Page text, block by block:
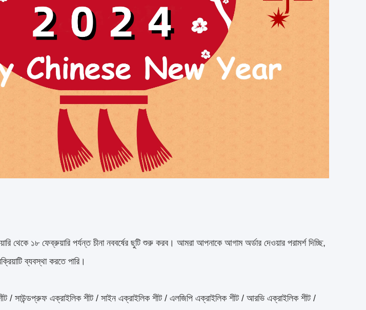
থেকে ১৮ ফেব্রুয়ারি পর্যন্ত চীনা নববর্ষের ছুটি শুরু করব। আমরা আপনাকে আগাম অর্ডার দেওয়ার পরামর্শ দিচ্ছি,
ব্যবস্থা করতে পারি।
/ সাউন্ডপ্রুফ এক্রাইলিক শীট / সাইন এক্রাইলিক শীট / এলজিপি এক্রাইলিক শীট / আরভি এক্রাইলিক শীট /